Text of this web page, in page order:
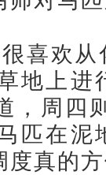
喜欢
地上进
，周四
匹在泥
真的